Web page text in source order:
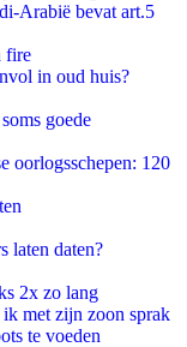
Arabië bevat art.5
fire
in oud huis?
goede
oorlogsschepen: 120
laten daten?
2x zo lang
met zijn zoon sprak
te voeden